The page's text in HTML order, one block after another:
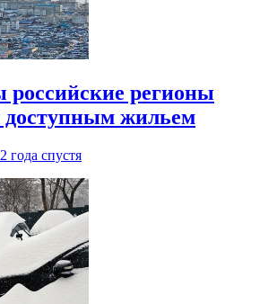
российские регионы
жильем
2 года спустя